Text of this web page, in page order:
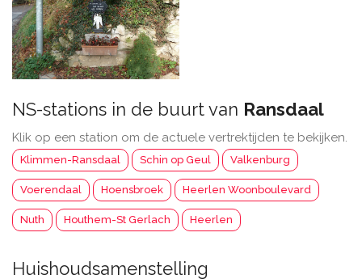
NS-stations in de buurt van Ransdaal
Klik op een station om de actuele vertrektijden te bekijken.
Klimmen-Ransdaal Schin op Geul Valkenburg
Voerendaal Hoensbroek Heerlen Woonboulevard
Nuth Houthem-St Gerlach Heerlen
Huishoudsamenstelling